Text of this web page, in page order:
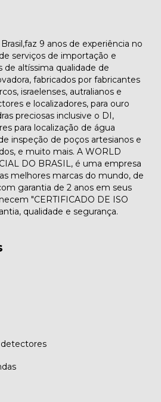
9 anos de experiência no
serviços de importação e
altíssima qualidade de
fabricados por fabricantes
israelenses, autralianos e
e localizadores, para ouro
preciosas inclusive o DI,
para localização de água
inspeção de poços artesianos e
e muito mais. A WORLD
DO BRASIL, é uma empresa
melhores marcas do mundo, de
garantia de 2 anos em seus
"CERTIFICADO DE ISO
qualidade e segurança.